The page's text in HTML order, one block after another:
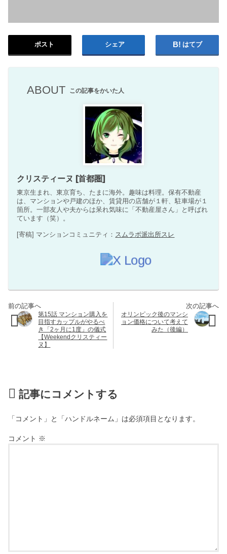
ポスト シェア はてブ
ABOUT この記事をかいた人
クリスティーヌ [首都圏]
東京生まれ、東京育ち、たまに海外。趣味は料理。保有不動産
は、マンションや戸建のほか、賃貸用の店舗が１軒、駐車場が１
箇所。一部友人や夫からは呆れ気味に「不動産屋さん」と呼ばれ
ています（笑）。
[寄稿] マンションコミュニティ： スムラボ派出所スレ
第15話 マンション購入を
目指すカップルがやるべ
き「2ヶ月に1度」の儀式
【Weekendクリスティー
ヌ】
オリンピック後のマンシ
ョン価格について考えて
みた（後編）
記事にコメントする
「コメント」と「ハンドルネーム」は必須項目となります。
コメント ※